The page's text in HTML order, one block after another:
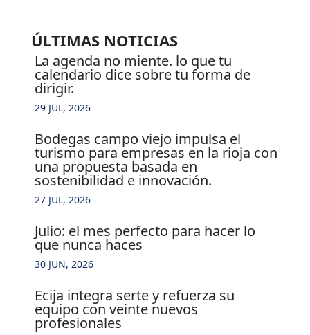
ÚLTIMAS NOTICIAS
la agenda no miente. lo que tu
calendario dice sobre tu forma de
dirigir.
29 JUL, 2026
bodegas campo viejo impulsa el
turismo para empresas en la rioja con
una propuesta basada en
sostenibilidad e innovación.
27 JUL, 2026
julio: el mes perfecto para hacer lo
que nunca haces
30 JUN, 2026
ecija integra serte y refuerza su
equipo con veinte nuevos
profesionales